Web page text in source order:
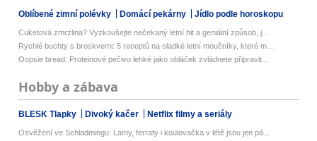
Oblíbené zimní polévky Domácí pekárny Jídlo podle horoskopu
Cuketová zmrzlina? Vyzkoušejte nečekaný letní hit a geniální způsob, j...
Rychlé buchty s broskvemi: 5 receptů na sladké letní moučníky, které m...
Oopsie bread: Proteinové pečivo lehké jako obláček zvládnete připravit...
Hobby a zábava
BLESK Tlapky Divoký kačer Netflix filmy a seriály
Osvěžení ve Schladmingu: Lamy, ferraty i koulovačka v létě jsou jen pá...